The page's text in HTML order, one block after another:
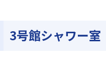
3号館シャワー室